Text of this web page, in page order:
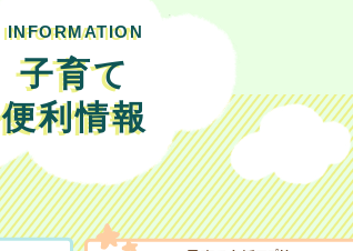
INFORMATION
子育て
便利情報